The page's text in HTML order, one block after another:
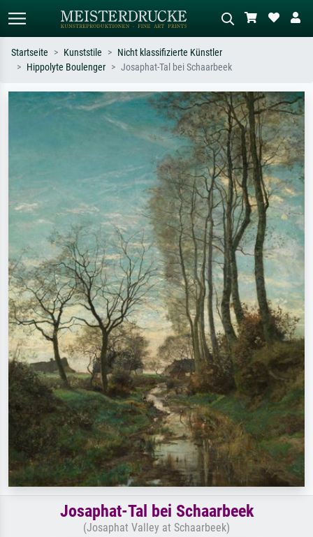
Suchen Sie nach Künstlern, Werktiteln
oder Stilen – z.B. Monet,
Sternennacht, Impressionismus, Welle
Beschreiben Sie die Szene – z.B. Grüne
Wiese, Abstrakt mit viel Rot, Dunkles
Ölgemälde, Stehender Akt neben einem
Baum.
Startseite Kunststile
Nicht klassifizierte Künstler
Hippolyte Boulenger
Josaphat-Tal bei Schaarbeek
Josaphat-Tal bei Schaarbeek
(Josaphat Valley at Schaarbeek)